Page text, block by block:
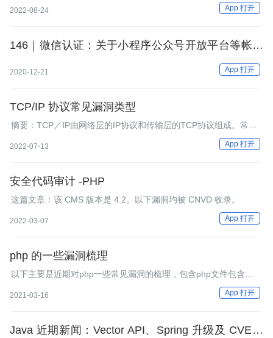
2022-08-24 App 打开
146｜微信认证：关于小程序公众号开放平台等帐号
2020-12-21 App 打开
TCP/IP 协议常见漏洞类型
摘要：TCP／IP由网络层的IP协议和传输层的TCP协议组成。常见
的漏洞类型包括ARP病毒攻击、基于RIP的攻击、DNS欺骗、TCP
连接欺骗。
2022-07-13 App 打开
安全代码审计 -PHP
这篇文章：该 CMS 版本是 4.2。以下漏洞均被 CNVD 收录。
2022-03-07 App 打开
php 的一些漏洞梳理
以下主要是近期对php一些常见漏洞的梳理，包含php文件包含、
2021-03-16 App 打开
Java 近期新闻：Vector API、Spring 升级及 CVE、